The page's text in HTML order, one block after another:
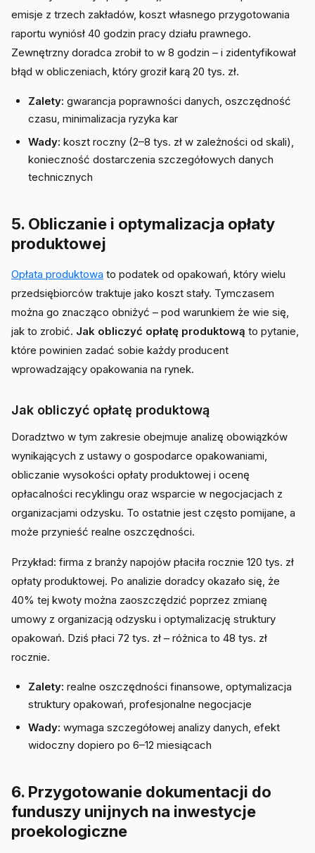
emisje z trzech zakładów, koszt własnego przygotowania
raportu wyniósł 40 godzin pracy działu prawnego.
Zewnętrzny doradca zrobił to w 8 godzin – i zidentyfikował
błąd w obliczeniach, który groził karą 20 tys. zł.
Zalety: gwarancja poprawności danych, oszczędność
czasu, minimalizacja ryzyka kar
Wady: koszt roczny (2–8 tys. zł w zależności od skali),
konieczność dostarczenia szczegółowych danych
technicznych
5. Obliczanie i optymalizacja opłaty
produktowej
Opłata produktowa to podatek od opakowań, który wielu
przedsiębiorców traktuje jako koszt stały. Tymczasem
można go znacząco obniżyć – pod warunkiem że wie się,
jak to zrobić. Jak obliczyć opłatę produktową to pytanie,
które powinien zadać sobie każdy producent
wprowadzający opakowania na rynek.
Jak obliczyć opłatę produktową
Doradztwo w tym zakresie obejmuje analizę obowiązków
wynikających z ustawy o gospodarce opakowaniami,
obliczanie wysokości opłaty produktowej i ocenę
opłacalności recyklingu oraz wsparcie w negocjacjach z
organizacjami odzysku. To ostatnie jest często pomijane, a
może przynieść realne oszczędności.
Przykład: firma z branży napojów płaciła rocznie 120 tys. zł
opłaty produktowej. Po analizie doradcy okazało się, że
40% tej kwoty można zaoszczędzić poprzez zmianę
umowy z organizacją odzysku i optymalizację struktury
opakowań. Dziś płaci 72 tys. zł – różnica to 48 tys. zł
rocznie.
Zalety: realne oszczędności finansowe, optymalizacja
struktury opakowań, profesjonalne negocjacje
Wady: wymaga szczegółowej analizy danych, efekt
widoczny dopiero po 6–12 miesiącach
6. Przygotowanie dokumentacji do
funduszy unijnych na inwestycje
proekologiczne